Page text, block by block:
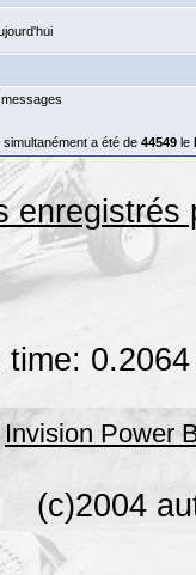
a été de 44549le
enregistrés
time:
Invision Power
(c)2004